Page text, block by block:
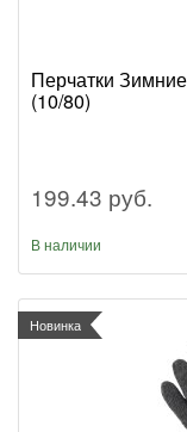
Перчатки
(10/80)
199.43 руб.
В наличии
Новинка